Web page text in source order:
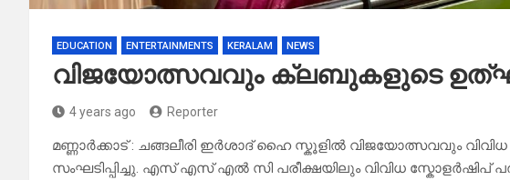
EDUCATION ENTERTAINMENTS KERALAM NEWS
വിജയോത്സവവും ക്ലബുകളുടെ
4 years ago Reporter
മണ്ണാർക്കാട് : ചങ്ങലീരി ഇർശാദ് ഹൈ സ്കൂളിൽ വിജയോത്സവവും
സംഘടിപ്പിച്ചു. എസ് എസ് എൽ സി പരീക്ഷയിലും വിവിധ സ്കോളർഷിപ്